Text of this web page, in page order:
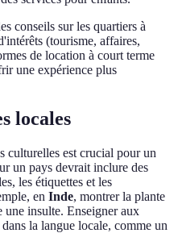
conseils sur les quartiers à
(tourisme, affaires,
de location à court terme
une expérience plus
locales
culturelles est crucial pour un
un pays devrait inclure des
les étiquettes et les
en Inde, montrer la plante
une insulte. Enseigner aux
la langue locale, comme un